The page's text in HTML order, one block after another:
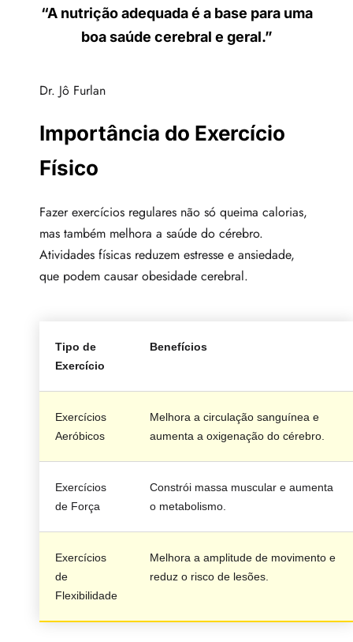
“A nutrição adequada é a base para uma
boa saúde cerebral e geral.”
Dr. Jô Furlan
Importância do Exercício
Físico
Fazer exercícios regulares não só queima calorias,
mas também melhora a saúde do cérebro.
Atividades físicas reduzem estresse e ansiedade,
que podem causar obesidade cerebral.
Tipo de
Exercício
Benefícios
Exercícios
Aeróbicos
Melhora a circulação sanguínea e
aumenta a oxigenação do cérebro.
Exercícios
de Força
Constrói massa muscular e aumenta
o metabolismo.
Exercícios
de
Flexibilidade
Melhora a amplitude de movimento e
reduz o risco de lesões.